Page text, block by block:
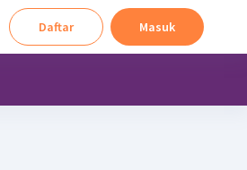
Daftar Masuk